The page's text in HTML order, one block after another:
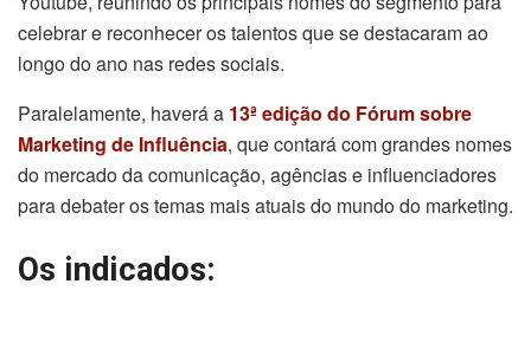
celebrar e reconhecer os talentos que se destacaram ao
longo do ano nas redes sociais.
Paralelamente, haverá a 13ª edição do Fórum sobre
Marketing de Influência, que contará com grandes nomes
do mercado da comunicação, agências e influenciadores
para debater os temas mais atuais do mundo do marketing.
Os indicados: